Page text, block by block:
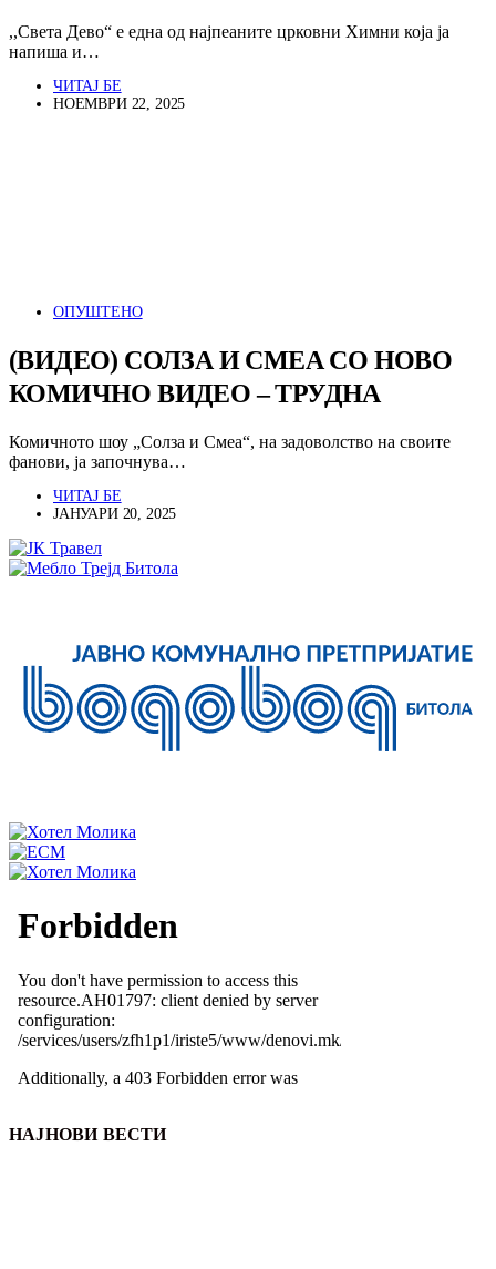
,,Света Дево“ е една од најпеаните црковни Химни која ја
напиша и…
ЧИТАЈ БЕ
НОЕМВРИ 22, 2025
ОПУШТЕНО
(ВИДЕО) СОЛЗА И СМЕА СО НОВО
КОМИЧНО ВИДЕО – ТРУДНА
Комичното шоу „Солза и Смеа“, на задоволство на своите
фанови, ја започнува…
ЧИТАЈ БЕ
ЈАНУАРИ 20, 2025
НАЈНОВИ ВЕСТИ